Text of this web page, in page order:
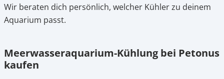
Wir beraten dich persönlich, welcher Kühler zu deinem
Aquarium passt.
Meerwasseraquarium-Kühlung bei Petonus
kaufen